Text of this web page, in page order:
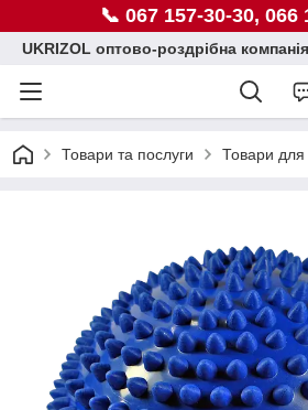
📞 067 157-30-30, 066
UKRIZOL оптово-роздрібна компанія
Товари та послуги Товари для